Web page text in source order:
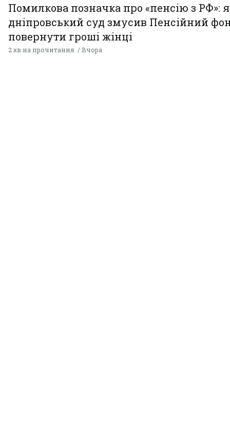
Помилкова позначка про «пенсію з РФ»:
дніпровський суд змусив Пенсійний
повернути гроші жінці
2 хв на прочитання Вчора